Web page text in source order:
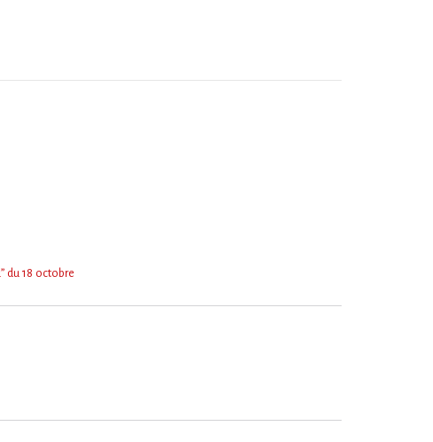
du 18 octobre